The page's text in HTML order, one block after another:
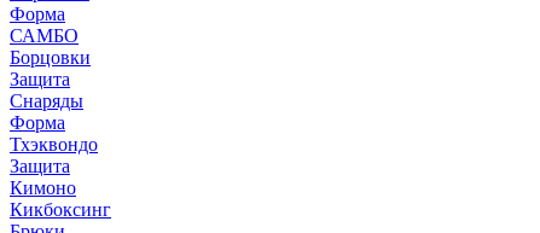
Форма
САМБО
Борцовки
Защита
Снаряды
Форма
Тхэквондо
Защита
Кимоно
Кикбоксинг